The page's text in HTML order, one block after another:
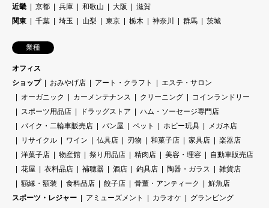
近畿
京都 兵庫 和歌山 大阪
滋賀
関東
千葉 埼玉 山梨 東京 栃木 神奈川 群馬 茨城
業種
オフィス
ショップ
おみやげ店 アート・クラフト
エステ・サロン
オーガニック
カーメンテナンス クリーニング
コインランドリー
スポーツ用品店
ドラッグストア
ハム・ソーセージ専門店
バイク・二輪車販売店
パン屋 ペット ホビー玩具
メガネ店
リサイクル
ワイン 仏具店 刃物 和菓子店 家具店
楽器店
洋菓子店
物産館 祭り用品店 精肉店 美容・理容
自動車販売店
花屋
衣料品店 補聴器 酒店 釣具店 陶器・ガラス
雑貨店
額縁・額装
食料品店 餃子店 骨董・アンティーク
鮮魚店
スポーツ・レジャー
アミューズメント カラオケ
グランピング